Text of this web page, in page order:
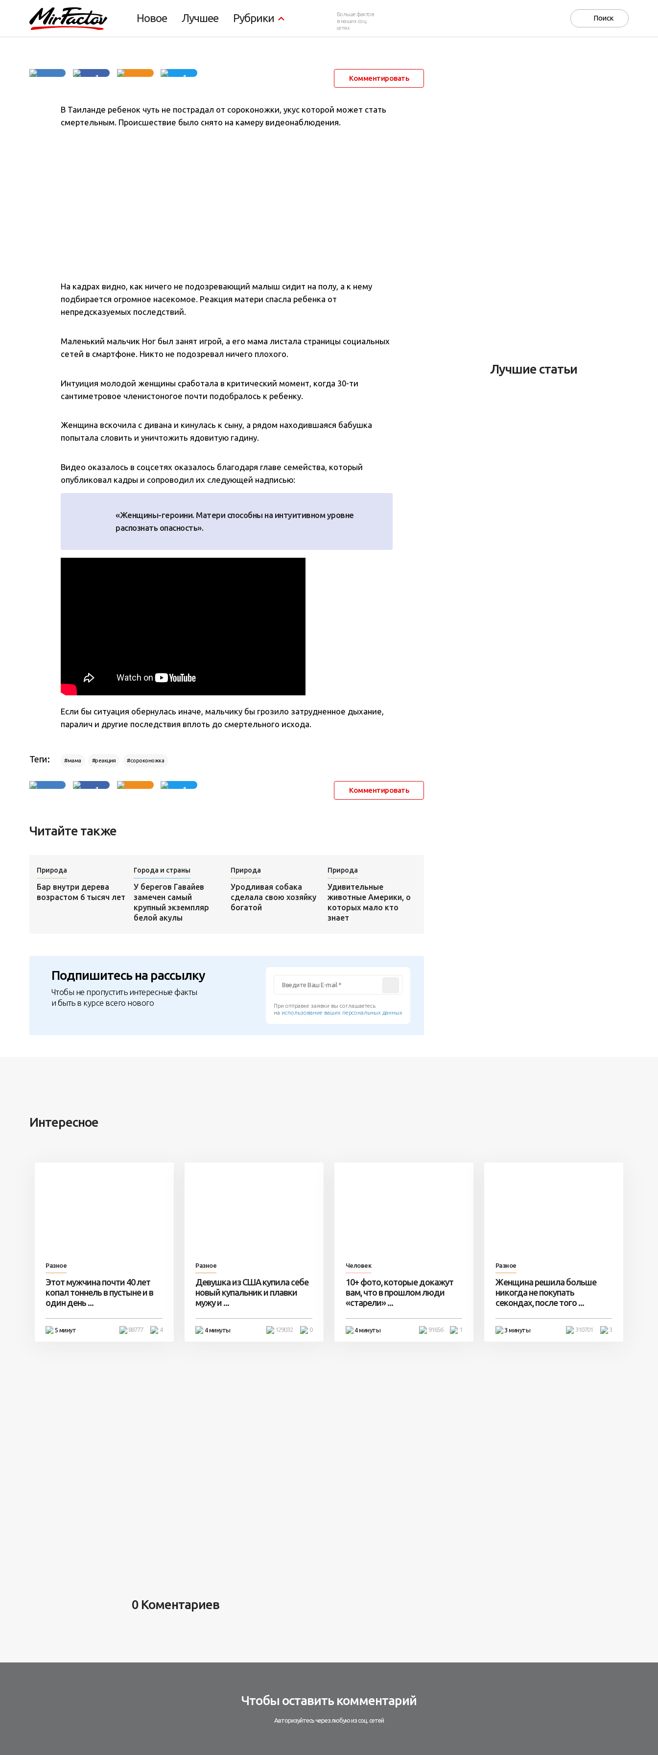
Новое Лучшее Рубрики
Больше фактов
в наших соц.
сетях
1 1 Комментировать
В Таиланде ребенок чуть не пострадал от сороконожки, укус которой может стать
смертельным. Происшествие было снято на камеру видеонаблюдения.
На кадрах видно, как ничего не подозревающий малыш сидит на полу, а к нему
подбирается огромное насекомое. Реакция матери спасла ребенка от
непредсказуемых последствий.
Маленький мальчик Ног был занят игрой, а его мама листала страницы социальных
сетей в смартфоне. Никто не подозревал ничего плохого.
Интуиция молодой женщины сработала в критический момент, когда 30-ти
сантиметровое членистоногое почти подобралось к ребенку.
Женщина вскочила с дивана и кинулась к сыну, а рядом находившаяся бабушка
попытала словить и уничтожить ядовитую гадину.
Видео оказалось в соцсетях оказалось благодаря главе семейства, который
опубликовал кадры и сопроводил их следующей надписью:
«Женщины-героини. Матери способны на интуитивном уровне
распознать опасность».
Если бы ситуация обернулась иначе, мальчику бы грозило затрудненное дыхание,
паралич и другие последствия вплоть до смертельного исхода.
Теги: #мама #реакция #сороконожка
1 1 Комментировать
Читайте также
Природа
Бар внутри дерева
возрастом 6 тысяч лет
Города и страны
У берегов Гавайев
замечен самый
крупный экземпляр
белой акулы
Природа
Уродливая собака
сделала свою хозяйку
богатой
Природа
Удивительные
животные Америки, о
которых мало кто
знает
Подпишитесь на рассылку
Чтобы не пропустить интересные факты
и быть в курсе всего нового
При отправке заявки вы соглашаетесь
на использование ваших персональных данных
Лучшие статьи
Интересное
Разное
Этот мужчина почти 40 лет
копал тоннель в пустыне и в
один день ...
5 минут 4
88777
Разное
Девушка из США купила себе
новый купальник и плавки
мужу и ...
4 минуты 0
129032
Человек
10+ фото, которые докажут
вам, что в прошлом люди
«старели» ...
4 минуты 1
91656
Разное
Женщина решила больше
никогда не покупать
секондах, после того ...
3 минуты 3
310701
0 Коментариев
Чтобы оставить комментарий
Авторизуйтесь через любую из соц. сетей